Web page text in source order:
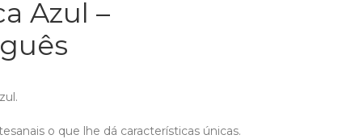
Azul –
o que lhe dá características únicas.